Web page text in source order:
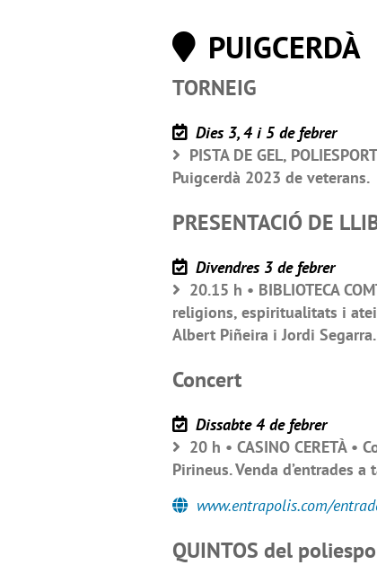
PUIGCERDÀ
TORNEIG
Dies 3, 4 i 5 de febrer
PISTA DE GEL,
Puigcerdà 2023 de veterans.
PRESENTACIÓ DE
Divendres 3 de febrer
20.15 h • BIBLIOTECA
religions, espiritualitats i
Albert Piñeira i Jordi Segarra.
Concert
Dissabte 4 de febrer
20 h • CASINO CERETÀ
Pirineus. Venda d’entrades
www.entrapolis.com/
QUINTOS del